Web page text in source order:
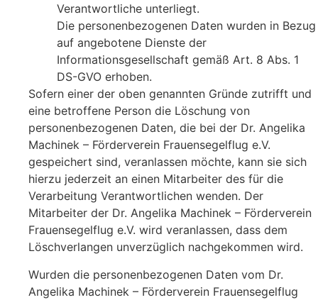
Verantwortliche unterliegt.
Die personenbezogenen Daten wurden in Bezug
auf angebotene Dienste der
Informationsgesellschaft gemäß Art. 8 Abs. 1
DS-GVO erhoben.
Sofern einer der oben genannten Gründe zutrifft und
eine betroffene Person die Löschung von
personenbezogenen Daten, die bei der Dr. Angelika
Machinek – Förderverein Frauensegelflug e.V.
gespeichert sind, veranlassen möchte, kann sie sich
hierzu jederzeit an einen Mitarbeiter des für die
Verarbeitung Verantwortlichen wenden. Der
Mitarbeiter der Dr. Angelika Machinek – Förderverein
Frauensegelflug e.V. wird veranlassen, dass dem
Löschverlangen unverzüglich nachgekommen wird.
Wurden die personenbezogenen Daten vom Dr.
Angelika Machinek – Förderverein Frauensegelflug